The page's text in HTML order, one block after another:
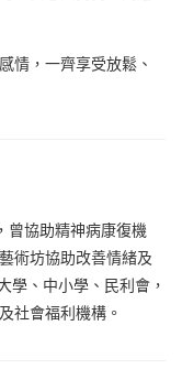
情，一齊享受放鬆、
曾協助精神病康復機
術坊協助改善情緒及
學、中小學、民利會，
社會福利機構。